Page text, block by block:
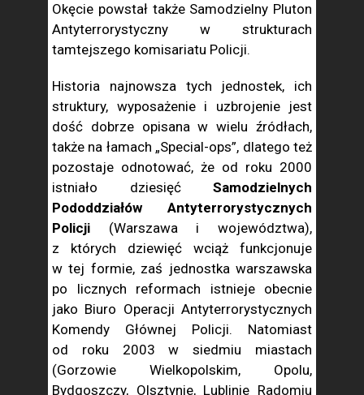
Okęcie powstał także Samodzielny Pluton
Antyterrorystyczny w strukturach
tamtejszego komisariatu Policji.
Historia najnowsza tych jednostek, ich
struktury, wyposażenie i uzbrojenie jest
dość dobrze opisana w wielu źródłach,
także na łamach „Special-ops”, dlatego też
pozostaje odnotować, że od roku 2000
istniało dziesięć Samodzielnych
Pododdziałów Antyterrorystycznych
Policji (Warszawa i województwa),
z których dziewięć wciąż funkcjonuje
w tej formie, zaś jednostka warszawska
po licznych reformach istnieje obecnie
jako Biuro Operacji Antyterrorystycznych
Komendy Głównej Policji. Natomiast
od roku 2003 w siedmiu miastach
(Gorzowie Wielkopolskim, Opolu,
Bydgoszczy, Olsztynie, Lublinie Radomiu